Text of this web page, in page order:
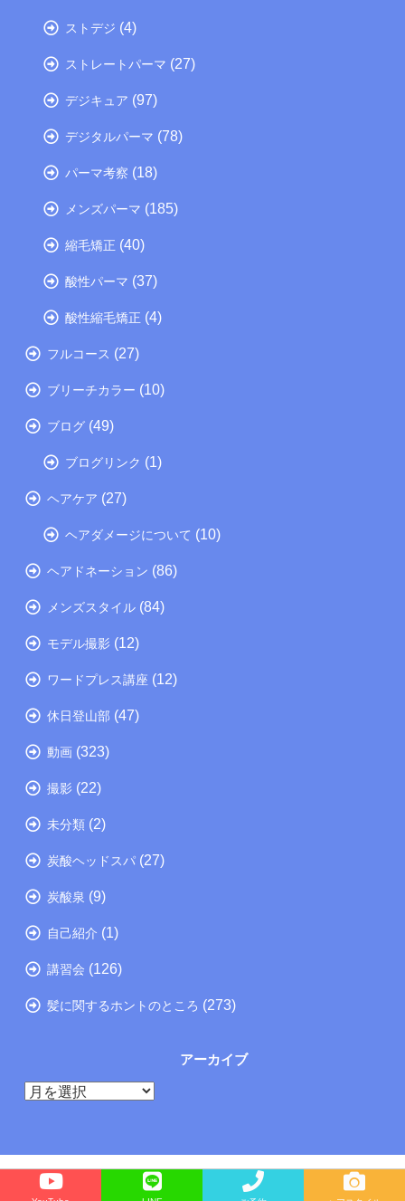
ストデジ (4)
ストレートパーマ (27)
デジキュア (97)
デジタルパーマ (78)
パーマ考察 (18)
メンズパーマ (185)
縮毛矯正 (40)
酸性パーマ (37)
酸性縮毛矯正 (4)
フルコース (27)
ブリーチカラー (10)
ブログ (49)
ブログリンク (1)
ヘアケア (27)
ヘアダメージについて (10)
ヘアドネーション (86)
メンズスタイル (84)
モデル撮影 (12)
ワードプレス講座 (12)
休日登山部 (47)
動画 (323)
撮影 (22)
未分類 (2)
炭酸ヘッドスパ (27)
炭酸泉 (9)
自己紹介 (1)
講習会 (126)
髪に関するホントのところ (273)
アーカイブ
ア
ブ
Copyright©
たつの市の美容院メーカー講師が教えるぺったんこ髪の解決方法ブログ, 2025 All